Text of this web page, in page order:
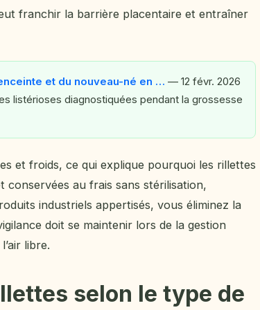
franchir la barrière placentaire et entraîner
et du nouveau-né en … — 12 févr. 2026
listérioses diagnostiquées pendant la grossesse
et froids, ce qui explique pourquoi les rillettes
conservées au frais sans stérilisation,
industriels appertisés, vous éliminez la
doit se maintenir lors de la gestion
libre.
selon le type de